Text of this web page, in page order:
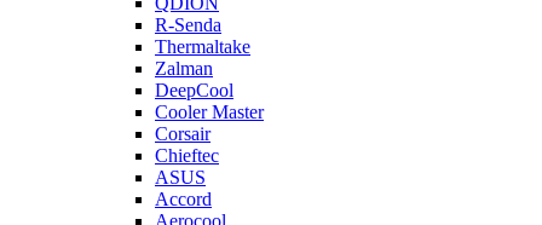
R-Senda
Thermaltake
Zalman
DeepCool
Cooler Master
Corsair
Chieftec
ASUS
Accord